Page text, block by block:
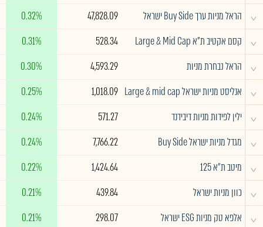
^ הראל מניות ערך Buy Side ישראל 47,828.09
0.32%
^ קסם אקטיב ת"א Large & Mid Cap 528.34
0.31%
^ הראל נבחרת מניות 4,593.29
0.30%
^ אנליסט מניות ישראל Large & mid cap 1,018.09
0.25%
^ ילין לפידות מניות דיבידנד 571.27
0.24%
^ מגדל מניות ישראל Buy Side 7,766.22
0.24%
^ מיטב ת״א 125 1,424.64
0.22%
^ כוון מניות ישראל 439.84
0.21%
^ אלפא טק מניות ESG ישראל 298.07
0.21%